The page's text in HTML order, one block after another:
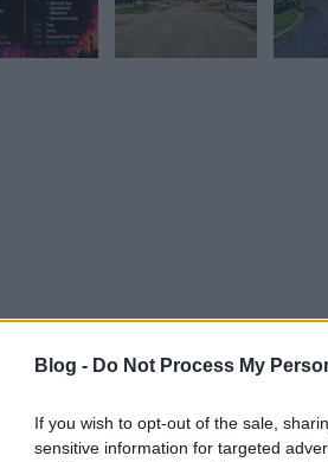
Blog - Do Not Process My
If you wish to opt-out of the sale,
sensitive information for targeted